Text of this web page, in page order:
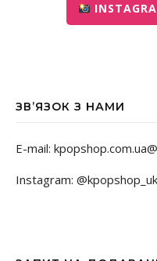
ЗВ’ЯЗОК З НАМИ
E-mail:
Instagram: